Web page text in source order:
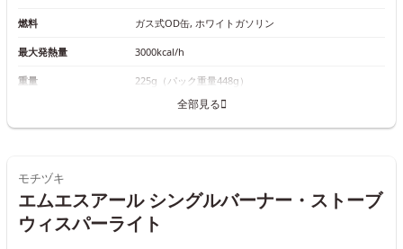
燃料 ガス式OD缶, ホワイトガソリン
最大発熱量 3000kcal/h
重量 225g（パック重量448g）
全部見る
モチヅキ
エムエスアール シングルバーナー・ストーブ
ウィスパーライト